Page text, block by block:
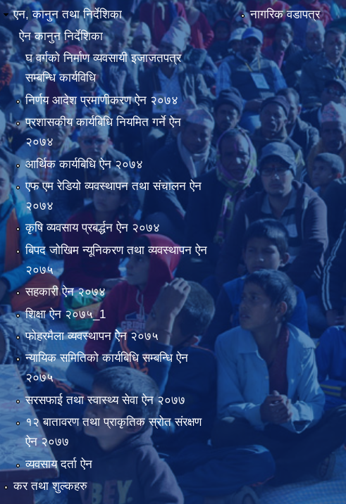
एन, कानुन तथा निर्देशिका
ऐन कानुन निर्देशिका
घ वर्गकाे निर्माण व्यवसायी इजाजतपत्र
सम्बन्धि कार्यविधि
निर्णय आदेश प्रमाणीकरण ऐन २०७४
प्रशासकीय कार्यबिधि नियमित गर्ने ऐन
२०७४
आर्थिक कार्यबिधि ऐन २०७४
एफ एम रेडियो व्यवस्थापन तथा स‌ंचालन ऐन
२०७४
कृषि व्यवसाय प्रबर्द्धन ऐन २०७४
बिपद जोखिम न्यूनिकरण तथा व्यवस्थापन ऐन
२०७५
सहकारी ऐन २०७४
शिक्षा ऐन २०७५_1
फोहरमैला व्यवस्थापन ऐेन २०७५
न्यायिक समितिको कार्यबिधि सम्बन्धि ऐन
२०७५
सरसफाई तथा स्वास्थ्य सेवा ऐन २०७७
१२ बातावरण तथा प्राकृतिक स्रोत संरक्षण
ऐन २०७७
व्यवसाय दर्ता ऐन
कर तथा शुल्कहरु
नागरिक वडापत्र